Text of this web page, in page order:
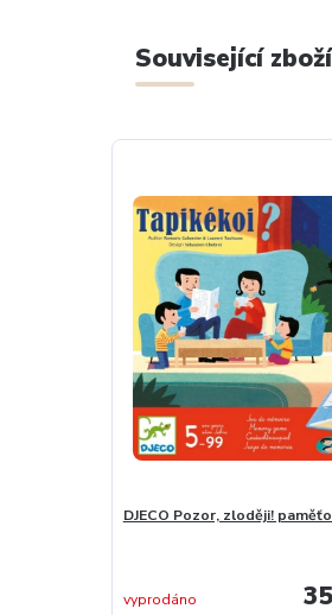
Související zboží
DJECO Pozor, zloději!
vyprodáno